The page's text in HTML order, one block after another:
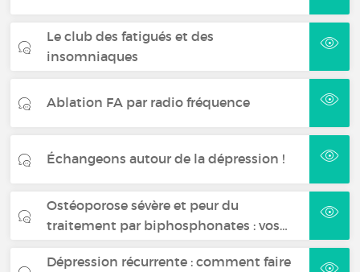
Le club des fatigués et des
insomniaques
Ablation FA par radio fréquence
Échangeons autour de la dépression !
Ostéoporose sévère et peur du
traitement par biphosphonates : vos…
Dépression récurrente : comment faire